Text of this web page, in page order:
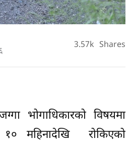
3.57k Shares
जग्गा भोगाधिकारको विषयमा
१० महिनादेखि रोकिएको